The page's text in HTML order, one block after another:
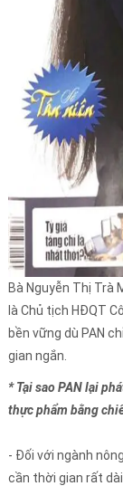
Bà Nguyễn Thị Trà
là Chủ tịch HĐQT
bền vững dù PAN
gian ngắn.
* Tại sao PAN lại
thực phẩm bằng
- Đối với ngành
cần thời gian rất